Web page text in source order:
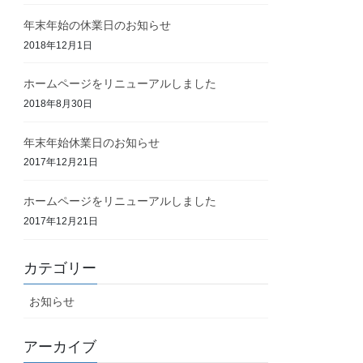
年末年始の休業日のお知らせ
2018年12月1日
ホームページをリニューアルしました
2018年8月30日
年末年始休業日のお知らせ
2017年12月21日
ホームページをリニューアルしました
2017年12月21日
カテゴリー
お知らせ
アーカイブ